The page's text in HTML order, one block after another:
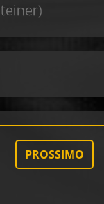
PROSSIMO